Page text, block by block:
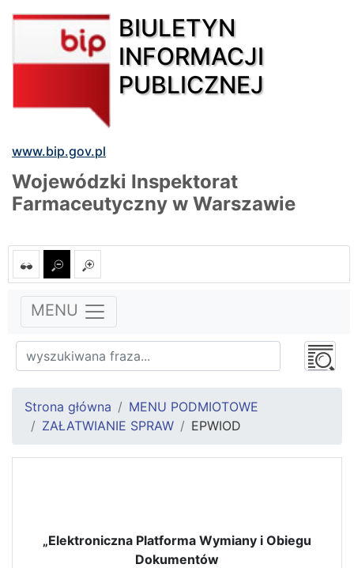
BIULETYN
INFORMACJI
PUBLICZNEJ
www.bip.gov.pl
Wojewódzki Inspektorat
Farmaceutyczny w Warszawie
MENU
Strona główna
MENU PODMIOTOWE
ZAŁATWIANIE SPRAW
EPWIOD
„Elektroniczna Platforma Wymiany i Obiegu
Dokumentów